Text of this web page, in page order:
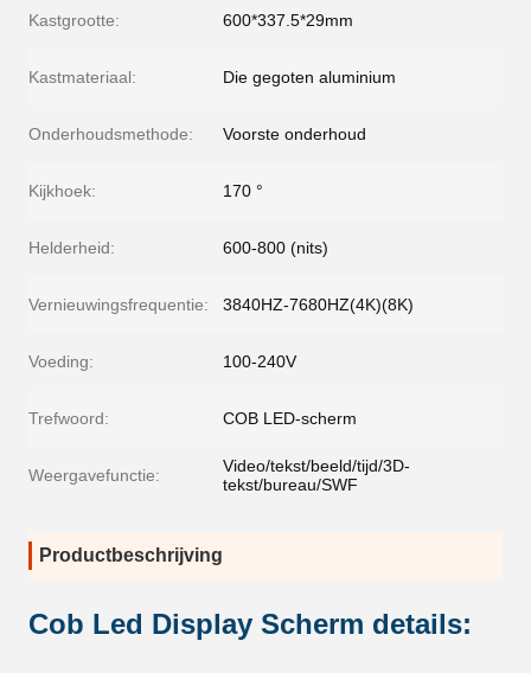
Kastgrootte: 600*337.5*29mm
Kastmateriaal: Die gegoten aluminium
Onderhoudsmethode: Voorste onderhoud
Kijkhoek: 170 °
Helderheid: 600-800 (nits)
Vernieuwingsfrequentie: 3840HZ-7680HZ(4K)(8K)
Voeding: 100-240V
Trefwoord: COB LED-scherm
Weergavefunctie:
Video/tekst/beeld/tijd/3D-
tekst/bureau/SWF
Productbeschrijving
Cob Led Display Scherm details: